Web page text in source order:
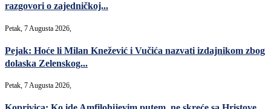
razgovori o zajedničkoj...
Petak, 7 Augusta 2026,
Pejak: Hoće li Milan Knežević i Vučića nazvati izdajnikom zbog
dolaska Zelenskog...
Petak, 7 Augusta 2026,